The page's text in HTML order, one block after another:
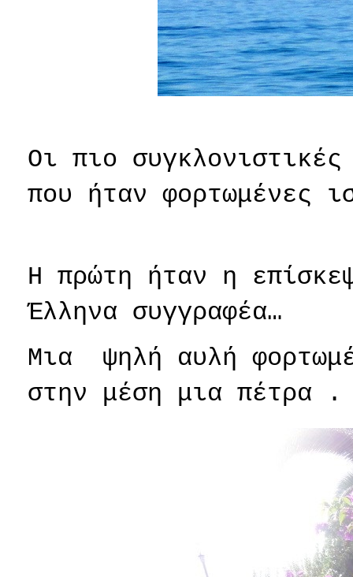
Οι πιο
που ήταν φορτωμένες
Η πρώτη ήταν η
Έλληνα συγγραφέα…
Μια
ψηλή αυλή
στην μέση μια πέτρα .